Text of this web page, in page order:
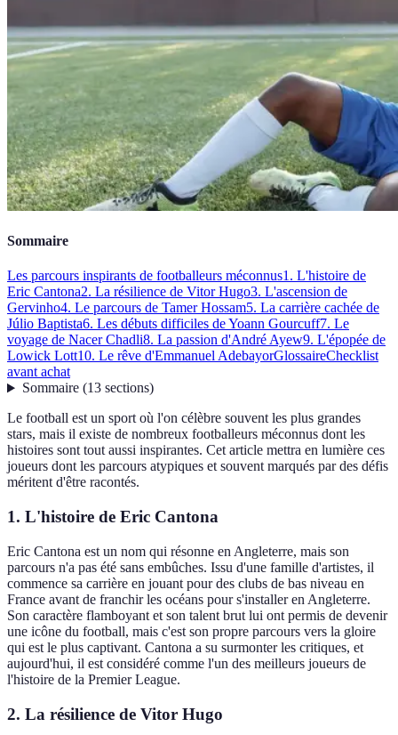
Sommaire
Les parcours inspirants de footballeurs méconnus1. L'histoire de
Eric Cantona2. La résilience de Vitor Hugo3. L'ascension de
Gervinho4. Le parcours de Tamer Hossam5. La carrière cachée de
Júlio Baptista6. Les débuts difficiles de Yoann Gourcuff7. Le
voyage de Nacer Chadli8. La passion d'André Ayew9. L'épopée de
Lowick Lott10. Le rêve d'Emmanuel AdebayorGlossaireChecklist
avant achat
Sommaire(13 sections)
Le football est un sport où l'on célèbre souvent les plus grandes
stars, mais il existe de nombreux footballeurs méconnus dont les
histoires sont tout aussi inspirantes. Cet article mettra en lumière ces
joueurs dont les parcours atypiques et souvent marqués par des défis
méritent d'être racontés.
1. L'histoire de Eric Cantona
Eric Cantona est un nom qui résonne en Angleterre, mais son
parcours n'a pas été sans embûches. Issu d'une famille d'artistes, il
commence sa carrière en jouant pour des clubs de bas niveau en
France avant de franchir les océans pour s'installer en Angleterre.
Son caractère flamboyant et son talent brut lui ont permis de devenir
une icône du football, mais c'est son propre parcours vers la gloire
qui est le plus captivant. Cantona a su surmonter les critiques, et
aujourd'hui, il est considéré comme l'un des meilleurs joueurs de
l'histoire de la Premier League.
2. La résilience de Vitor Hugo